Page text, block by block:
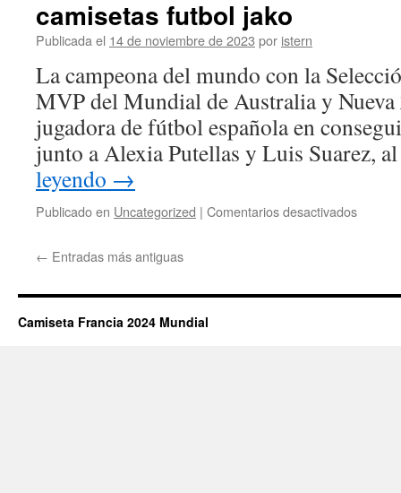
online
camisetas futbol jako
Publicada el 14 de noviembre de 2023 por istern
La campeona del mundo con la
MVP del Mundial de Australia y Nueva
jugadora de fútbol española en
junto a Alexia Putellas y Luis Suarez,
leyendo →
Publicado en Uncategorized | Comentarios desactivadosen
← Entradas más antiguas
Camiseta Francia 2024 Mundial